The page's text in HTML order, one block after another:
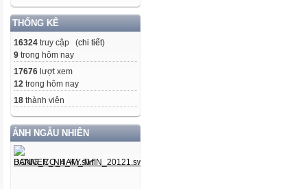
THỐNG KÊ
16324 truy cập (chi tiết)
9 trong hôm nay
17676 lượt xem
12 trong hôm nay
18 thành viên
ẢNH NGẪU NHIÊN